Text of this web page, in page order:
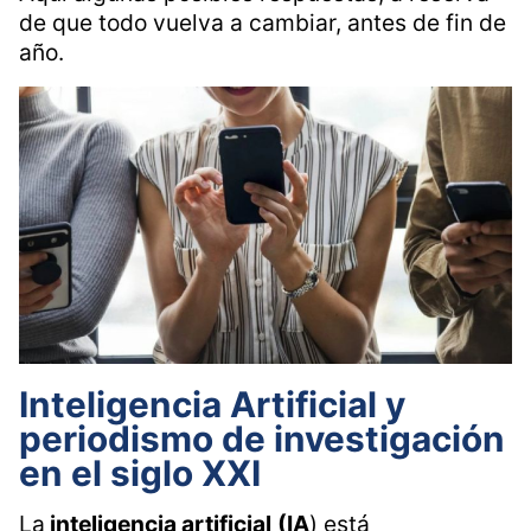
de que todo vuelva a cambiar, antes de fin de
año.
Inteligencia Artificial y
periodismo de investigación
en el siglo XXI
La inteligencia artificial (IA) está